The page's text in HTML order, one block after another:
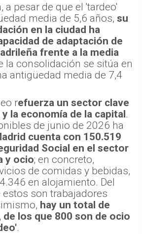
a pesar de que el 'tardeo'
media de 5,6 años, su
en la ciudad ha
de adaptación de
frente a la media
la consolidación se sitúa en
antigüedad media de 7,4
refuerza un sector clave
la economía de la capital.
de junio de 2026 ha
cuenta con 150.519
Social en el sector
y ocio; en concreto,
de comidas y bebidas,
en alojamiento. Del
estos son trabajadores
hay un total de
de los que 800 son de ocio
.